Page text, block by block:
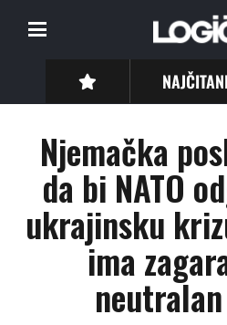
Njemačka
da bi NATO
ukrajinsku
ima